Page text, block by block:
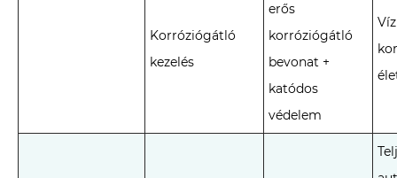
Korróziógátló
kezelés
erős
korróziógátló
bevonat +
katódos
védelem